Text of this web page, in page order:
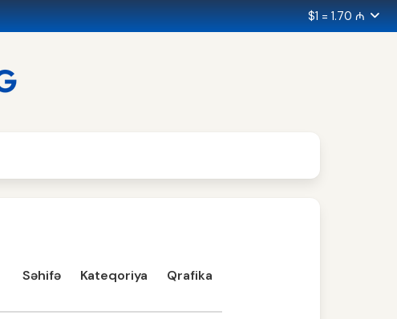
$1 = 1.70 ₼
Səhifə Kateqoriya Qrafika